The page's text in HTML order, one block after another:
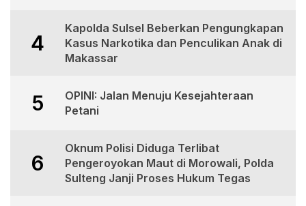
4
Kapolda Sulsel Beberkan Pengungkapan
Kasus Narkotika dan Penculikan Anak di
Makassar
5
OPINI: Jalan Menuju Kesejahteraan
Petani
6
Oknum Polisi Diduga Terlibat
Pengeroyokan Maut di Morowali, Polda
Sulteng Janji Proses Hukum Tegas